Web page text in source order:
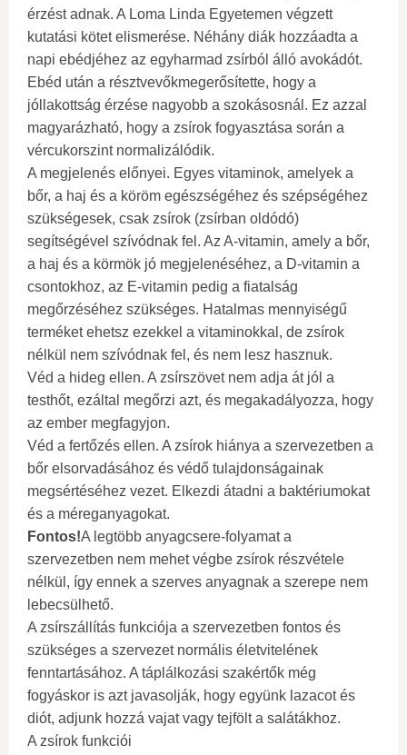
érzést adnak. A Loma Linda Egyetemen végzett
kutatási kötet elismerése. Néhány diák hozzáadta a
napi ebédjéhez az egyharmad zsírból álló avokádót.
Ebéd után a résztvevőkmegerősítette, hogy a
jóllakottság érzése nagyobb a szokásosnál. Ez azzal
magyarázható, hogy a zsírok fogyasztása során a
vércukorszint normalizálódik.
A megjelenés előnyei. Egyes vitaminok, amelyek a
bőr, a haj és a köröm egészségéhez és szépségéhez
szükségesek, csak zsírok (zsírban oldódó)
segítségével szívódnak fel. Az A-vitamin, amely a bőr,
a haj és a körmök jó megjelenéséhez, a D-vitamin a
csontokhoz, az E-vitamin pedig a fiatalság
megőrzéséhez szükséges. Hatalmas mennyiségű
terméket ehetsz ezekkel a vitaminokkal, de zsírok
nélkül nem szívódnak fel, és nem lesz hasznuk.
Véd a hideg ellen. A zsírszövet nem adja át jól a
testhőt, ezáltal megőrzi azt, és megakadályozza, hogy
az ember megfagyjon.
Véd a fertőzés ellen. A zsírok hiánya a szervezetben a
bőr elsorvadásához és védő tulajdonságainak
megsértéséhez vezet. Elkezdi átadni a baktériumokat
és a méreganyagokat.
Fontos!A legtöbb anyagcsere-folyamat a
szervezetben nem mehet végbe zsírok részvétele
nélkül, így ennek a szerves anyagnak a szerepe nem
lebecsülhető.
A zsírszállítás funkciója a szervezetben fontos és
szükséges a szervezet normális életvitelének
fenntartásához. A táplálkozási szakértők még
fogyáskor is azt javasolják, hogy együnk lazacot és
diót, adjunk hozzá vajat vagy tejfölt a salátákhoz.
A zsírok funkciói